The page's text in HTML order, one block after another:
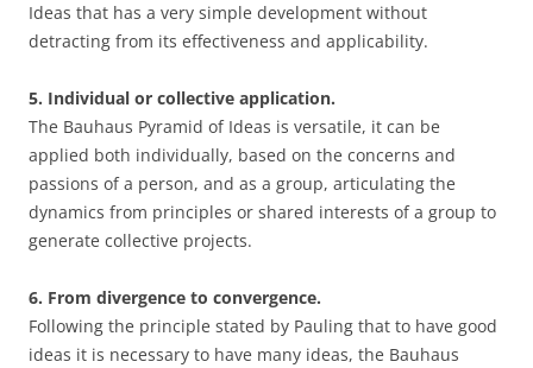
Ideas that has a very simple development without
detracting from its effectiveness and applicability.
5. Individual or collective application.
The Bauhaus Pyramid of Ideas is versatile, it can be
applied both individually, based on the concerns and
passions of a person, and as a group, articulating the
dynamics from principles or shared interests of a group to
generate collective projects.
6. From divergence to convergence.
Following the principle stated by Pauling that to have good
ideas it is necessary to have many ideas, the Bauhaus